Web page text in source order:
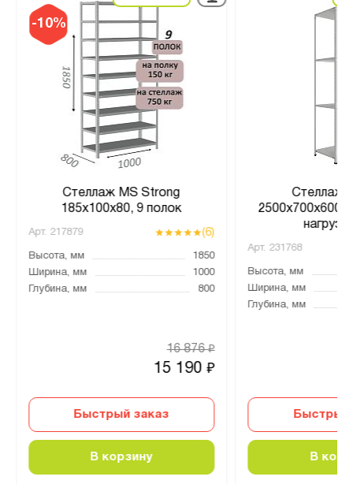
-10%
Стеллаж MS Strong
185х100х80, 9 полок
Арт. 217879 (6)
Высота, мм
1850
Ширина, мм
1000
Глубина, мм
800
15 190₽
16 876₽
Быстрый заказ
В корзину
Стеллаж
2500х700х600,
Арт. 231768
Высота, мм
Ширина, мм
Глубина, мм
Быстрый
В